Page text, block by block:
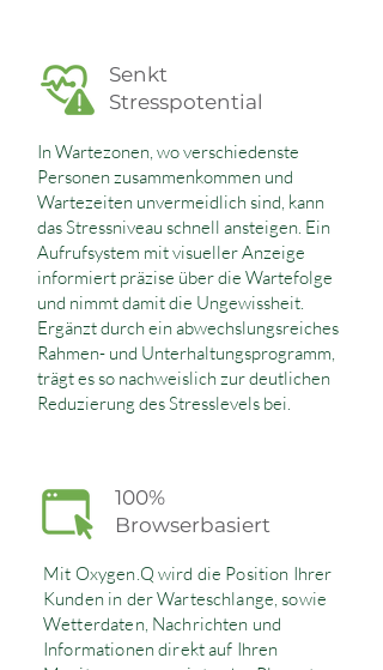
Senkt
Stresspotential
In Wartezonen, wo verschiedenste
Personen zusammenkommen und
Wartezeiten unvermeidlich sind, kann
das Stressniveau schnell ansteigen. Ein
Aufrufsystem mit visueller Anzeige
informiert präzise über die Wartefolge
und nimmt damit die Ungewissheit.
Ergänzt durch ein abwechslungsreiches
Rahmen- und Unterhaltungsprogramm,
trägt es so nachweislich zur deutlichen
Reduzierung des Stresslevels bei.
100%
Browserbasiert
Mit Oxygen.Q wird die Position Ihrer
Kunden in der Warteschlange, sowie
Wetterdaten, Nachrichten und
Informationen direkt auf Ihren